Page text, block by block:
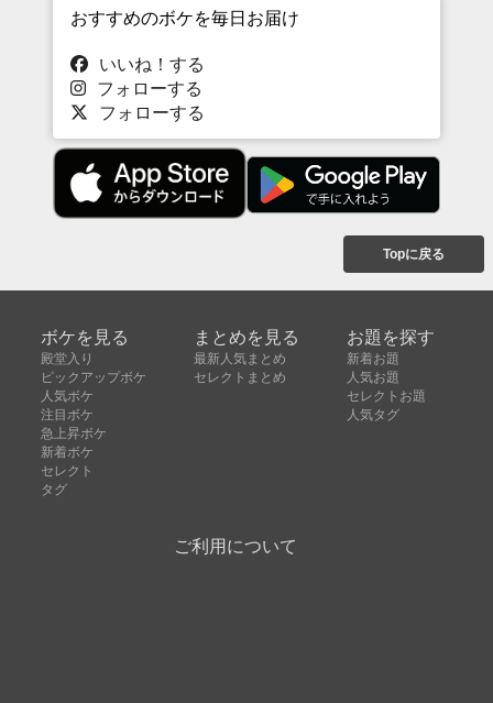
おすすめのボケを毎日お届け
いいね！する
フォローする
フォローする
Topに戻る
ボケを見る
殿堂入り
ピックアップボケ
人気ボケ
注目ボケ
急上昇ボケ
新着ボケ
セレクト
タグ
まとめを見る
最新人気まとめ
セレクトまとめ
お題を探す
新着お題
人気お題
セレクトお題
人気タグ
ご利用について